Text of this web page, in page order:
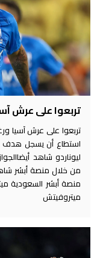
تربعوا على عرش
تربعوا على عرش آسيا
استطاع أن يسجل هدف
ليوناردو شاهد
من خلال منصة أبشر
منصة أبشر السعودية
ميتروفيتش